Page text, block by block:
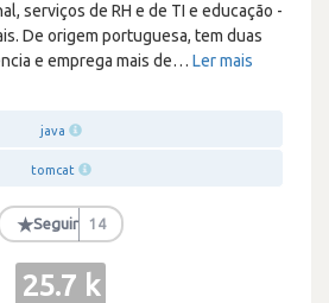
serviços de RH e de TI e educação -
De origem portuguesa, tem duas
e emprega mais de… Ler mais
java
tomcat
★Seguir 14
25.7 k